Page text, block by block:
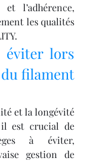
et l’adhérence,
les qualités
éviter lors
filament
et la longévité
il est crucial de
à éviter,
gestion de